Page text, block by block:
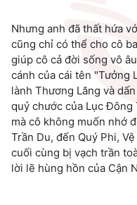
Nhưng anh đã thất hứa
cũng chỉ có thể cho cô
giúp cô cả đời sống vô
cánh của cái tên "Tưởng
lành Thương Lăng và
quỷ chước của Lục Đông
mà cô không muốn nhớ
Trần Du, đến Quý Phi,
cuối cùng bị vạch trần
lời lẽ hùng hồn của Cận